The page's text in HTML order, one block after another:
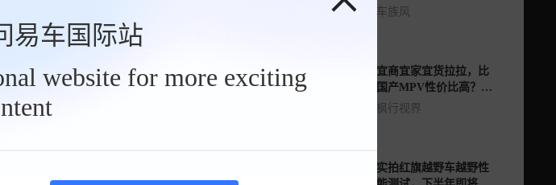
易车国际站
website for more exciting
椅，入门即顶配？
车族风
宜商宜家宜货拉拉，比
国产MPV性价比高？现
代库斯途12万可入手！
枫行视界
实拍红旗越野车越野性